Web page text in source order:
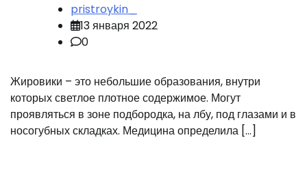
pristroykin_
13 января 2022
0
Жировики – это небольшие образования, внутри
которых светлое плотное содержимое. Могут
проявляться в зоне подбородка, на лбу, под глазами и в
носогубных складках. Медицина определила […]